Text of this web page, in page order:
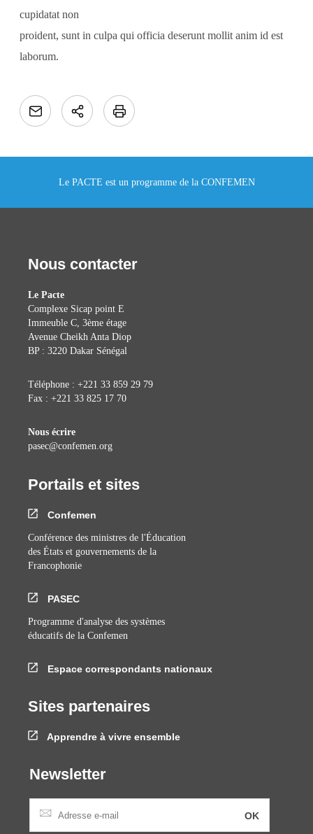
cupidatat non
proident, sunt in culpa qui officia deserunt mollit anim id est
laborum.
Le PACTE est un programme de la CONFEMEN
Nous contacter
Le Pacte
Complexe Sicap point E
Immeuble C, 3ème étage
Avenue Cheikh Anta Diop
BP : 3220 Dakar Sénégal
Téléphone : +221 33 859 29 79
Fax : +221 33 825 17 70
Nous écrire
pasec@confemen.org
Portails et sites
Confemen
Conférence des ministres de l'Éducation
des États et gouvernements de la
Francophonie
PASEC
Programme d'analyse des systèmes
éducatifs de la Confemen
Espace correspondants nationaux
Sites partenaires
Apprendre à vivre ensemble
Newsletter